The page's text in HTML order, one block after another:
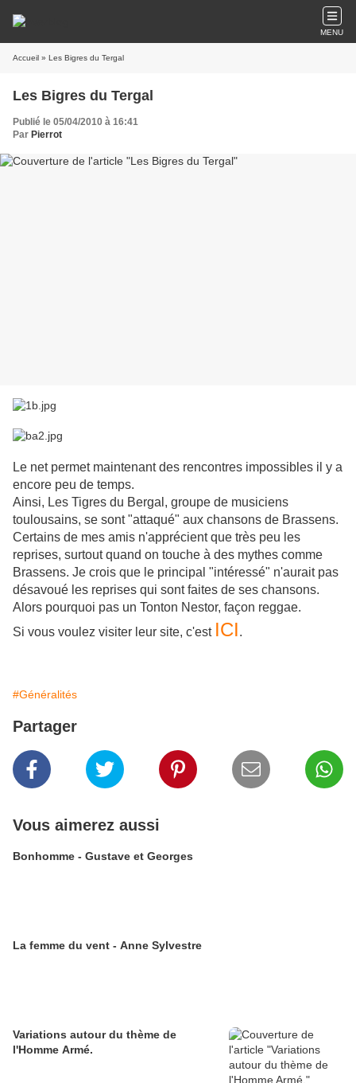
MENU
Accueil » Les Bigres du Tergal
Les Bigres du Tergal
Publié le 05/04/2010 à 16:41
Par Pierrot
Le net permet maintenant des rencontres impossibles il y a
encore peu de temps.
Ainsi, Les Tigres du Bergal, groupe de musiciens
toulousains, se sont "attaqué" aux chansons de Brassens.
Certains de mes amis n'apprécient que très peu les
reprises, surtout quand on touche à des mythes comme
Brassens. Je crois que le principal "intéressé" n'aurait pas
désavoué les reprises qui sont faites de ses chansons.
Alors pourquoi pas un Tonton Nestor, façon reggae.
Si vous voulez visiter leur site, c'est ICI.
#Généralités
Partager
Vous aimerez aussi
Bonhomme - Gustave et Georges
La femme du vent - Anne Sylvestre
Variations autour du thème de
l'Homme Armé.